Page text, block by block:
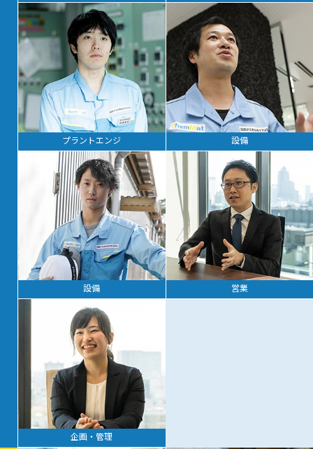
プラントエンジ 設備
設備 営業
企画・管理